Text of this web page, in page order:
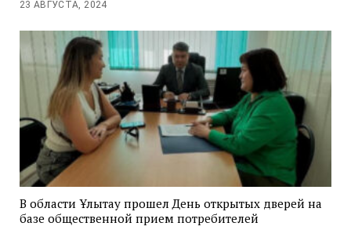
23 АВГУСТА, 2024
В области Ұлытау прошел День открытых дверей на
базе общественной прием потребителей